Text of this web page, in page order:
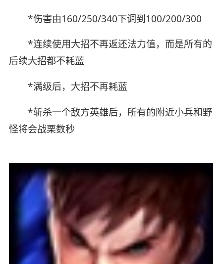
*伤害由160/250/340下调到100/200/300
*连续使用大招不再返还法力值，而是所有的
后续大招都不耗蓝
*满级后，大招不再耗蓝
*斩杀一个敌方英雄后，所有的附近小兵和野
怪将会战栗数秒